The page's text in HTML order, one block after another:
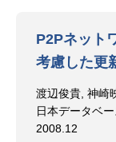
P2Pネット
考慮した更
渡辺俊貴, 神崎
日本データベ
2008.12